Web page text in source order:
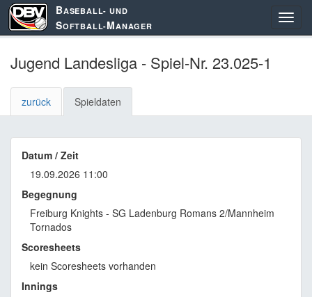
BASEBALL- UND
SOFTBALL-MANAGER
Jugend Landesliga - Spiel-Nr. 23.025-1
zurück Spieldaten
Datum / Zeit
19.09.2026 11:00
Begegnung
Freiburg Knights - SG Ladenburg Romans 2/Mannheim
Tornados
Scoresheets
kein Scoresheets vorhanden
Innings